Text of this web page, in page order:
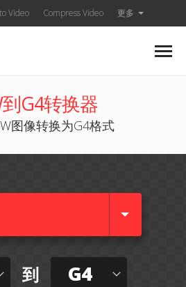
Video Compress Video 更多
到G4转换器
图像转换为G4格式
到 G4